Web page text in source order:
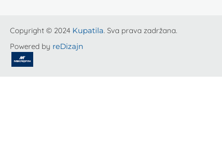
Copyright © 2024 Kupatila. Sva prava zadržana.
Powered by reDizajn